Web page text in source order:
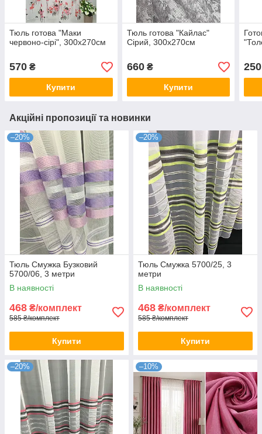
Тюль готова "Маки
червоно-сірі", 300х270см
570 ₴
Купити
Тюль готова "Кайлас"
Сірий, 300х270см
660₴
Купити
250
Акційні пропозиції та новинки
–20%
Тюль Смужка Бузковий
5700/06, 3 метри
В наявності
468 ₴/комплект
585 ₴/комплект
Купити
–20%
Тюль Смужка 5700/25, 3
метри
В наявності
468 ₴/комплект
585 ₴/комплект
Купити
–20% –10%